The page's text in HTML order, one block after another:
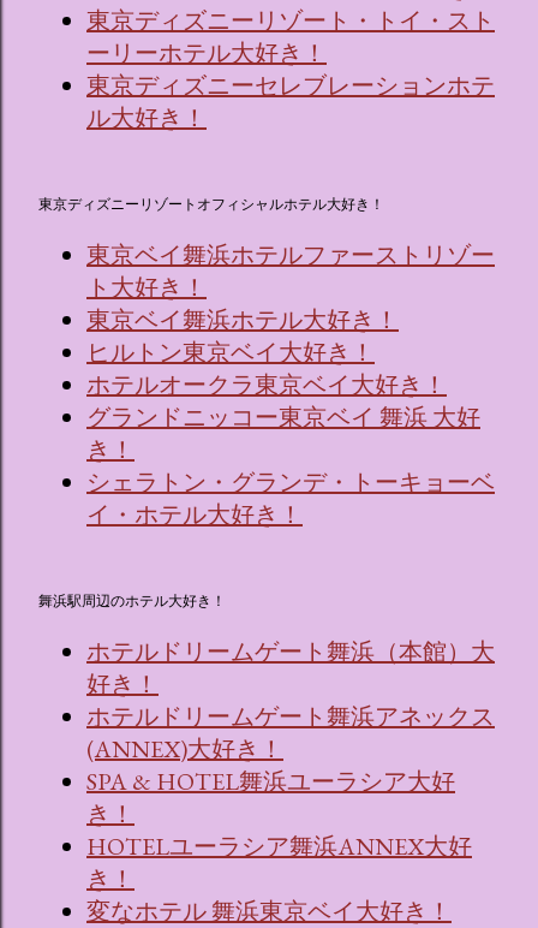
東京ディズニーリゾート・トイ・スト
ーリーホテル大好き！
東京ディズニーセレブレーションホテ
ル大好き！
東京ディズニーリゾートオフィシャルホテル大好き！
東京ベイ舞浜ホテルファーストリゾー
ト大好き！
東京ベイ舞浜ホテル大好き！
ヒルトン東京ベイ大好き！
ホテルオークラ東京ベイ大好き！
グランドニッコー東京ベイ 舞浜 大好
き！
シェラトン・グランデ・トーキョーベ
イ・ホテル大好き！
舞浜駅周辺のホテル大好き！
ホテルドリームゲート舞浜（本館）大
好き！
ホテルドリームゲート舞浜アネックス
(ANNEX)大好き！
SPA & HOTEL舞浜ユーラシア大好
き！
HOTELユーラシア舞浜ANNEX大好
き！
変なホテル 舞浜東京ベイ大好き！